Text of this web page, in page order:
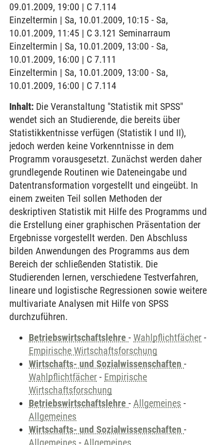
09.01.2009, 19:00 | C 7.114
Einzeltermin | Sa, 10.01.2009, 10:15 - Sa,
10.01.2009, 11:45 | C 3.121 Seminarraum
Einzeltermin | Sa, 10.01.2009, 13:00 - Sa,
10.01.2009, 16:00 | C 7.111
Einzeltermin | Sa, 10.01.2009, 13:00 - Sa,
10.01.2009, 16:00 | C 7.114
Inhalt: Die Veranstaltung "Statistik mit SPSS"
wendet sich an Studierende, die bereits über
Statistikkentnisse verfügen (Statistik I und II),
jedoch werden keine Vorkenntnisse in dem
Programm vorausgesetzt. Zunächst werden daher
grundlegende Routinen wie Dateneingabe und
Datentransformation vorgestellt und eingeübt. In
einem zweiten Teil sollen Methoden der
deskriptiven Statistik mit Hilfe des Programms und
die Erstellung einer graphischen Präsentation der
Ergebnisse vorgestellt werden. Den Abschluss
bilden Anwendungen des Programms aus dem
Bereich der schließenden Statistik. Die
Studierenden lernen, verschiedene Testverfahren,
lineare und logistische Regressionen sowie weitere
multivariate Analysen mit Hilfe von SPSS
durchzuführen.
Betriebswirtschaftslehre - Wahlpflichtfächer -
Empirische Wirtschaftsforschung
Wirtschafts- und Sozialwissenschaften -
Wahlpflichtfächer - Empirische
Wirtschaftsforschung
Betriebswirtschaftslehre - Allgemeines -
Allgemeines
Wirtschafts- und Sozialwissenschaften -
Allgemeines - Allgemeines